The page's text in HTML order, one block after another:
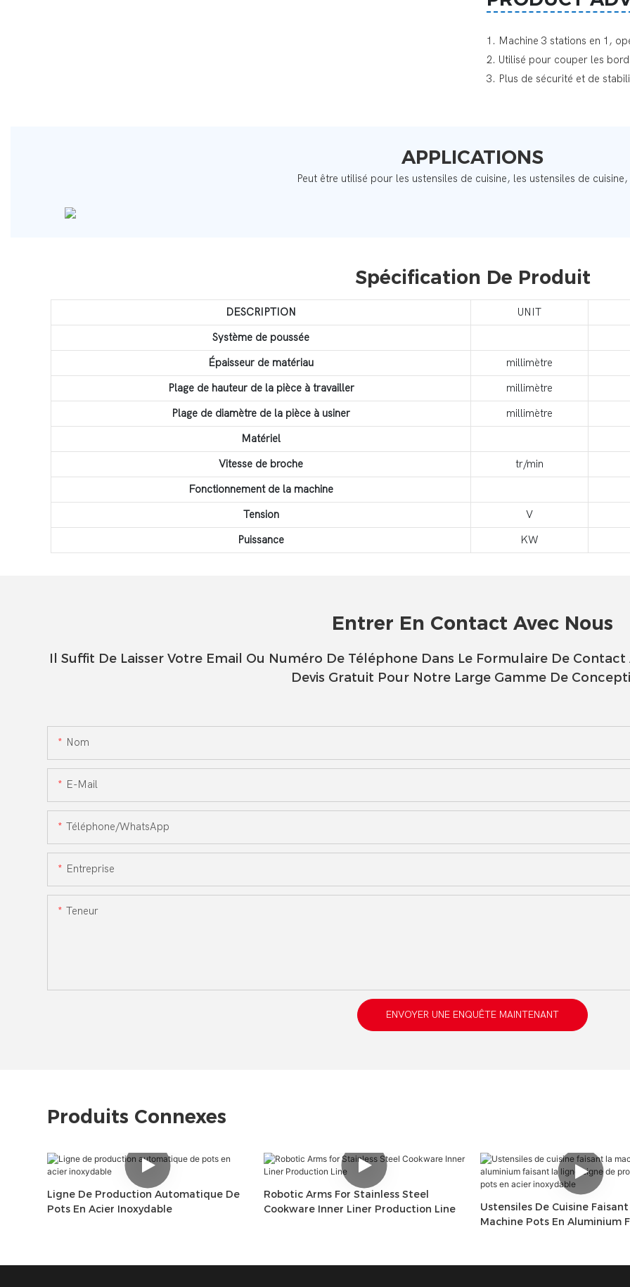
1. Machine 3 stations en 1,
2. Utilisé pour couper les
3. Plus de sécurité et de
APPLICATIONS
Peut être utilisé pour les ustensiles de cuisine, les ustensiles de
Spécification De Produit
DESCRIPTION UNIT
Système de poussée
Épaisseur de matériau
millimètre
Plage de hauteur de la pièce à travailler
millimètre
Plage de diamètre de la pièce à usiner
millimètre
Matériel
Vitesse de broche
tr/min
Fonctionnement de la machine
Tension
V
Puissance
KW
Entrer En Contact Avec Nous
Il Suffit De Laisser Votre Email Ou Numéro De Téléphone Dans Le Formulaire De Contact
Devis Gratuit Pour Notre Large Gamme De
Nom
E-Mail
Téléphone/WhatsApp
Entreprise
Teneur
ENVOYER UNE ENQUÊTE MAINTENANT
Produits Connexes
Ligne De Production Automatique De
Pots En Acier Inoxydable
Robotic Arms For Stainless Steel
Cookware Inner Liner Production Line
Ustensiles De Cuisine Faisant
Machine Pots En Aluminium